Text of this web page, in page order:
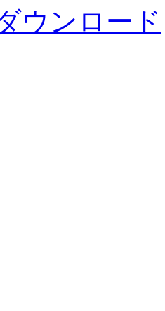
ウンロード